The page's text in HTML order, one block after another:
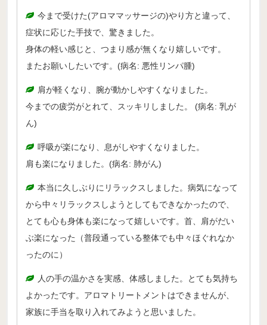
今まで受けた(アロママッサージの)やり方と違って、
症状に応じた手技で、驚きました。
身体の軽い感じと、つまり感が無くなり嬉しいです。
またお願いしたいです。(病名: 悪性リンパ腫)
肩が軽くなり、腕が動かしやすくなりました。
今までの疲労がとれて、スッキリしました。 (病名: 乳が
ん)
呼吸が楽になり、息がしやすくなりました。
肩も楽になりました。(病名: 肺がん)
本当に久しぶりにリラックスしました。病気になって
から中々リラックスしようとしてもできなかったので、
とても心も身体も楽になって嬉しいです。首、肩がだい
ぶ楽になった（普段通っている整体でも中々ほぐれなか
ったのに）
人の手の温かさを実感、体感しました。とても気持ち
よかったです。アロマトリートメントはできませんが、
家族に手当を取り入れてみようと思いました。
コース紹介
IFA認定 メディカルアロマテラピーコース【2026年5月開
講】
IFA認定 看護師対象 医療アロマテラピーコース【2026年5
様々な障害の方にアロマとタッチを用いるケアラー養成コ
アロマ・ストレスケアコース（オンライン）
ミノウ・デ・メイのアロマ通信教育
メディカルアロマとは
補完代替療法とは
卒業生の活動